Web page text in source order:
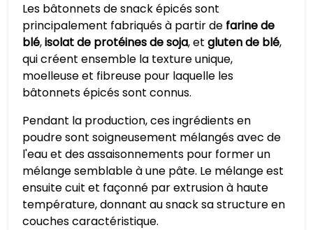
Les bâtonnets de snack épicés sont
principalement fabriqués à partir de farine de
blé,isolat de protéines de soja, et gluten de blé,
qui créent ensemble la texture unique,
moelleuse et fibreuse pour laquelle les
bâtonnets épicés sont connus.
Pendant la production, ces ingrédients en
poudre sont soigneusement mélangés avec de
l'eau et des assaisonnements pour former un
mélange semblable à une pâte. Le mélange est
ensuite cuit et façonné par extrusion à haute
température, donnant au snack sa structure en
couches caractéristique.